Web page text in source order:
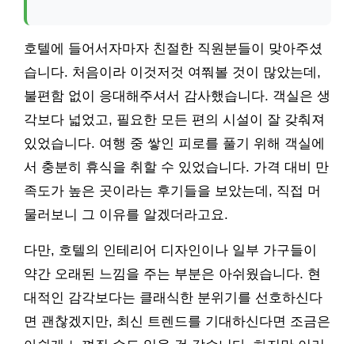
호텔에 들어서자마자 친절한 직원분들이 맞아주셨
습니다. 처음이라 이것저것 여쭤볼 것이 많았는데,
불편함 없이 응대해주셔서 감사했습니다. 객실은 생
각보다 넓었고, 필요한 모든 편의 시설이 잘 갖춰져
있었습니다. 여행 중 쌓인 피로를 풀기 위해 객실에
서 충분히 휴식을 취할 수 있었습니다. 가격 대비 만
족도가 높은 곳이라는 후기들을 보았는데, 직접 머
물러보니 그 이유를 알겠더라고요.
다만, 호텔의 인테리어 디자인이나 일부 가구들이
약간 오래된 느낌을 주는 부분은 아쉬웠습니다. 현
대적인 감각보다는 클래식한 분위기를 선호하신다
면 괜찮겠지만, 최신 트렌드를 기대하신다면 조금은